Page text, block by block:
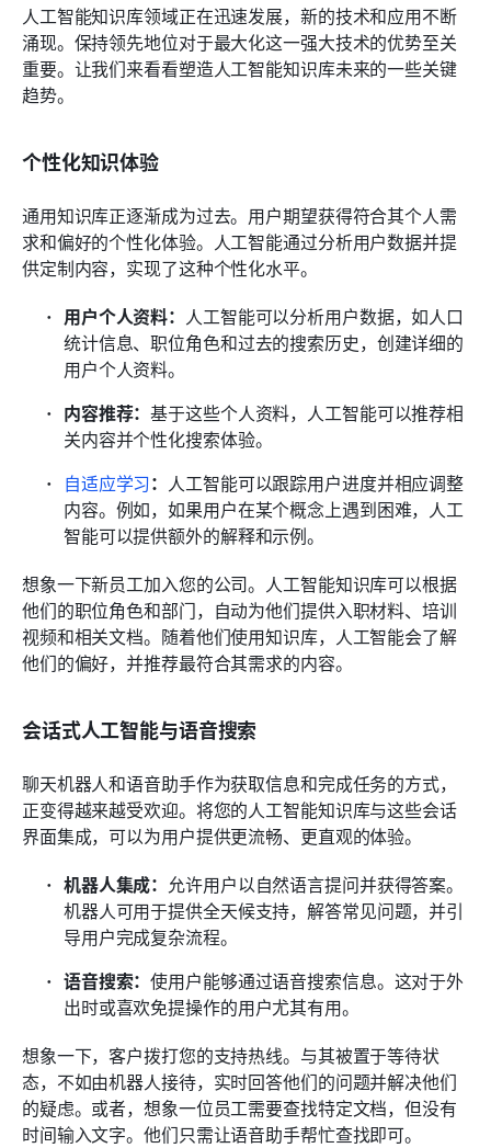
人工智能知识库领域正在迅速发展，新的技术和应用不断
涌现。保持领先地位对于最大化这一强大技术的优势至关
重要。让我们来看看塑造人工智能知识库未来的一些关键
趋势。
个性化知识体验
通用知识库正逐渐成为过去。用户期望获得符合其个人需
求和偏好的个性化体验。人工智能通过分析用户数据并提
供定制内容，实现了这种个性化水平。
用户个人资料： 人工智能可以分析用户数据，如人口
统计信息、职位角色和过去的搜索历史，创建详细的
用户个人资料。
内容推荐：基于这些个人资料，人工智能可以推荐相
关内容并个性化搜索体验。
自适应学习： 人工智能可以跟踪用户进度并相应调整
内容。例如，如果用户在某个概念上遇到困难，人工
智能可以提供额外的解释和示例。
想象一下新员工加入您的公司。人工智能知识库可以根据
他们的职位角色和部门，自动为他们提供入职材料、培训
视频和相关文档。随着他们使用知识库，人工智能会了解
他们的偏好，并推荐最符合其需求的内容。
会话式人工智能与语音搜索
聊天机器人和语音助手作为获取信息和完成任务的方式，
正变得越来越受欢迎。将您的人工智能知识库与这些会话
界面集成，可以为用户提供更流畅、更直观的体验。
机器人集成： 允许用户以自然语言提问并获得答案。
机器人可用于提供全天候支持，解答常见问题，并引
导用户完成复杂流程。
语音搜索：使用户能够通过语音搜索信息。这对于外
出时或喜欢免提操作的用户尤其有用。
想象一下，客户拨打您的支持热线。与其被置于等待状
态，不如由机器人接待，实时回答他们的问题并解决他们
的疑虑。或者，想象一位员工需要查找特定文档，但没有
时间输入文字。他们只需让语音助手帮忙查找即可。